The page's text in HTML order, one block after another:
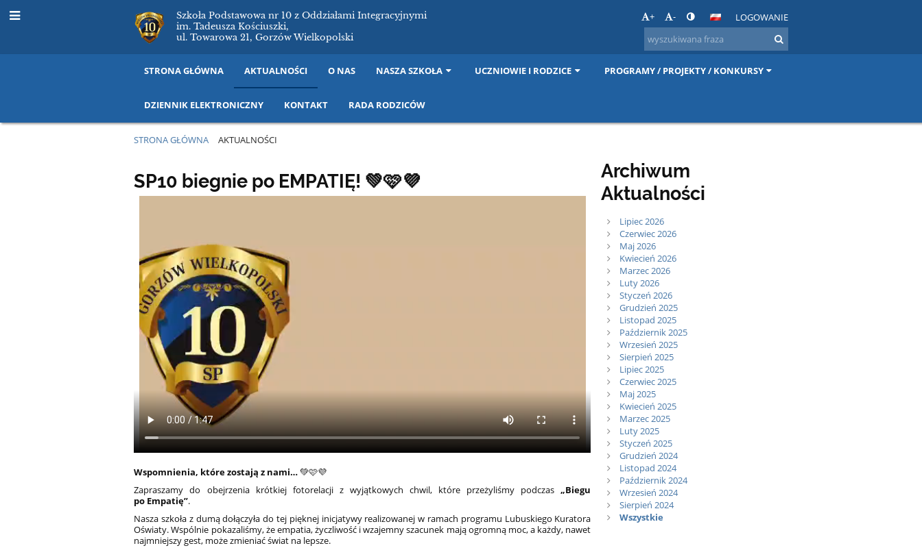
Szkoła Podstawowa nr 10 z Oddziałami Integracyjnymi
im. Tadeusza Kościuszki,
ul. Towarowa 21, Gorzów Wielkopolski
+ - LOGOWANIE
STRONA GŁÓWNA AKTUALNOŚCI O NAS NASZA SZKOŁA UCZNIOWIE I RODZICE PROGRAMY / PROJEKTY / KONKURSY
DZIENNIK ELEKTRONICZNY KONTAKT RADA RODZICÓW
STRONA GŁÓWNA AKTUALNOŚCI
Aktualności
SP10 biegnie po EMPATIĘ! 💚🩷💜
Wspomnienia, które zostają z nami…💚🩷💜
Zapraszamy do obejrzenia krótkiej fotorelacji z wyjątkowych chwil, które przeżyliśmy podczas„Biegu
po Empatię”.
Nasza szkoła z dumą dołączyła do tej pięknej inicjatywy realizowanej w ramach programu Lubuskiego Kuratora
Oświaty. Wspólnie pokazaliśmy, że empatia, życzliwość i wzajemny szacunek mają ogromną moc, a każdy, nawet
najmniejszy gest, może zmieniać świat na lepsze.
Archiwum
Aktualności
Lipiec 2026
Czerwiec 2026
Maj 2026
Kwiecień 2026
Marzec 2026
Luty 2026
Styczeń 2026
Grudzień 2025
Listopad 2025
Październik 2025
Wrzesień 2025
Sierpień 2025
Lipiec 2025
Czerwiec 2025
Maj 2025
Kwiecień 2025
Marzec 2025
Luty 2025
Styczeń 2025
Grudzień 2024
Listopad 2024
Październik 2024
Wrzesień 2024
Sierpień 2024
Wszystkie